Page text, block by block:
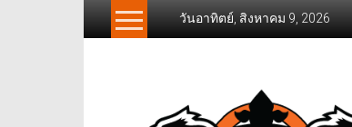
วันอาทิตย์, สิงหาคม 9, 2026
Freelancer